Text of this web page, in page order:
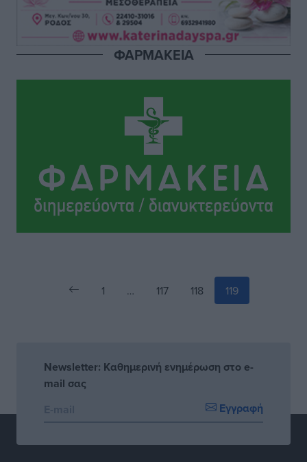
Τοπικές Ειδήσεις• πριν 4 ώρες
Γ.Σ. Διαγόρας: Στα «κυανέρυθρα» ο Janni Pembe
Αθλητικά• πριν 5 ώρες
Σύλληψη 21χρονου για ναρκωτικά στη Ρόδο
ΦΑΡΜΑΚΕΙΑ
1 … 117 118 119
Newsletter: Καθημερινή ενημέρωση στο e-
mail σας
Εγγραφή